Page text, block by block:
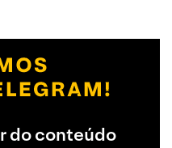
do conteúdo